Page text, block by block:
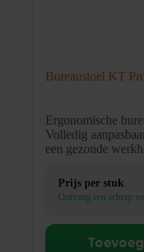
Bureaustoel KT
Ergonomische
Volledig
een gezonde
Prijs per stuk
Ontvang een scherp